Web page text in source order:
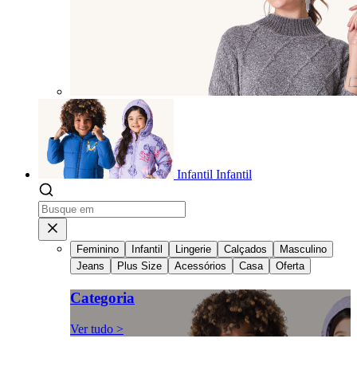
Infantil Infantil
Feminino Infantil Lingerie Calçados
Masculino
Jeans
Plus Size Acessórios Casa Oferta
Categoria
Ver tudo >